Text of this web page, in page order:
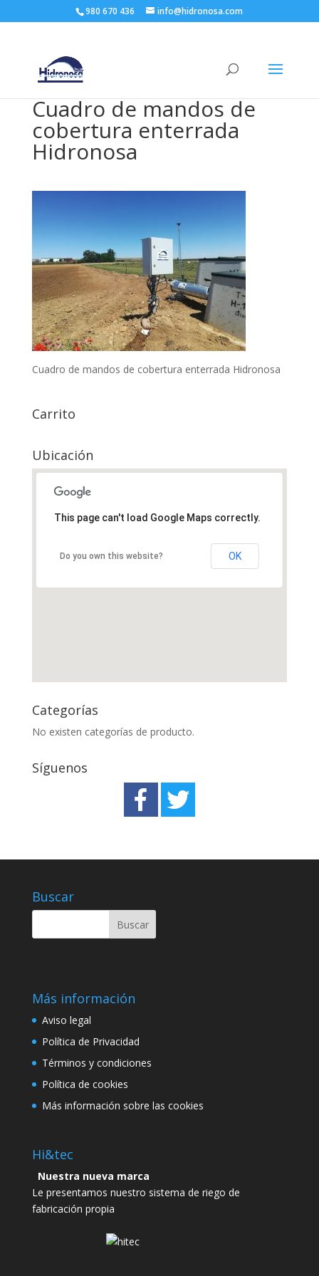
980 670 436 info@hidronosa.com
Cuadro de mandos de
cobertura enterrada
Hidronosa
Cuadro de mandos de cobertura enterrada Hidronosa
Carrito
Ubicación
This page can't load Google Maps correctly.
Do you own this website? OK
Categorías
No existen categorías de producto.
Síguenos
Buscar
Más información
Aviso legal
Política de Privacidad
Términos y condiciones
Política de cookies
Más información sobre las cookies
Hi&tec
Nuestra nueva marca
Le presentamos nuestro sistema de riego de
fabricación propia